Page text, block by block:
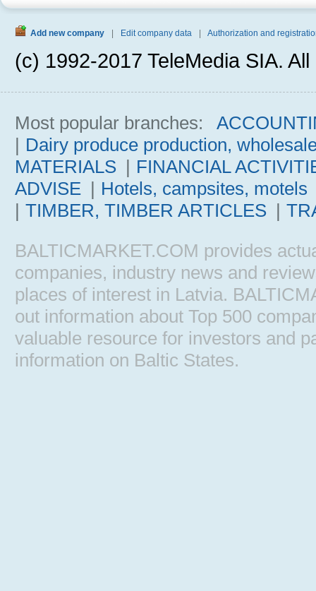
Add new company Edit company data Authorization and
(c) 1992-2017 TeleMedia SIA.
Most popular branches:
| Dairy produce production,
MATERIALS | FINANCIAL
ADVISE | Hotels, campsites, motels
| TIMBER, TIMBER ARTICLES |
BALTICMARKET.COM provides
companies, industry news and
places of interest in Latvia.
out information about Top 500
valuable resource for investors and
information on Baltic States.